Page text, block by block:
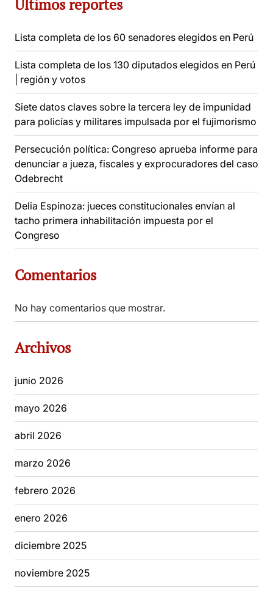
Últimos reportes
Lista completa de los 60 senadores elegidos en Perú
Lista completa de los 130 diputados elegidos en Perú
| región y votos
Siete datos claves sobre la tercera ley de impunidad
para policías y militares impulsada por el fujimorismo
Persecución política: Congreso aprueba informe para
denunciar a jueza, fiscales y exprocuradores del caso
Odebrecht
Delia Espinoza: jueces constitucionales envían al
tacho primera inhabilitación impuesta por el
Congreso
Comentarios
No hay comentarios que mostrar.
Archivos
junio 2026
mayo 2026
abril 2026
marzo 2026
febrero 2026
enero 2026
diciembre 2025
noviembre 2025